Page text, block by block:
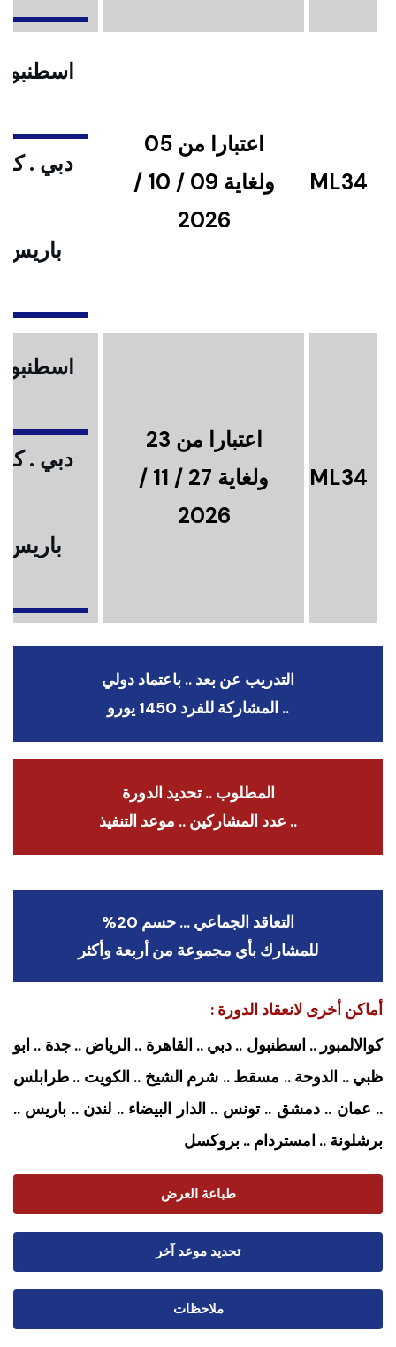
ML34
اعتبارا من 05
ولغاية 09 / 10 /
2026
دبي .
باريس
ML34
اعتبارا من 23
ولغاية 27 / 11 /
2026
دبي .
باريس
التدريب عن بعد .. باعتماد دولي
.. المشاركة للفرد 1450 يورو
المطلوب .. تحديد الدورة
.. عدد المشاركين .. موعد التنفيذ
التعاقد الجماعي … حسم 20%
للمشارك بأي مجموعة من أربعة وأكثر
أماكن أخرى لانعقاد الدورة :
كوالالمبور .. اسطنبول .. دبي .. القاهرة .. الرياض .. جدة .. ابو
ظبي .. الدوحة .. مسقط .. شرم الشيخ .. الكويت .. طرابلس
.. عمان .. دمشق .. تونس .. الدار البيضاء .. لندن .. باريس ..
برشلونة .. امستردام .. بروكسل
طباعة العرض
تحديد موعد آخر
ملاحظات